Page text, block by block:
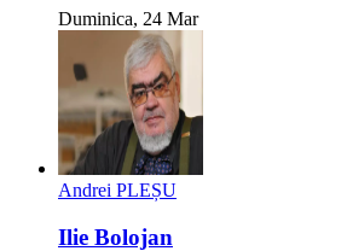
Duminica, 24 Mar
Andrei PLEȘU
Ilie Bolojan